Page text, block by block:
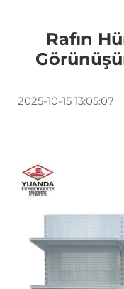
Rafın
2025-10-15 13:05:07